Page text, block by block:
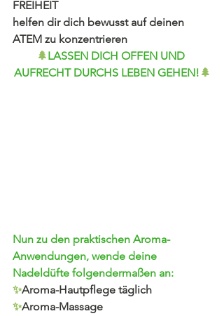
FREIHEIT
helfen dir dich bewusst auf deinen
ATEM zu konzentrieren
🌲LASSEN DICH OFFEN UND
AUFRECHT DURCHS LEBEN GEHEN! 🌲
Nun zu den praktischen Aroma-
Anwendungen, wende deine
Nadeldüfte folgendermaßen an:
✨Aroma-Hautpflege täglich
✨Aroma-Massage